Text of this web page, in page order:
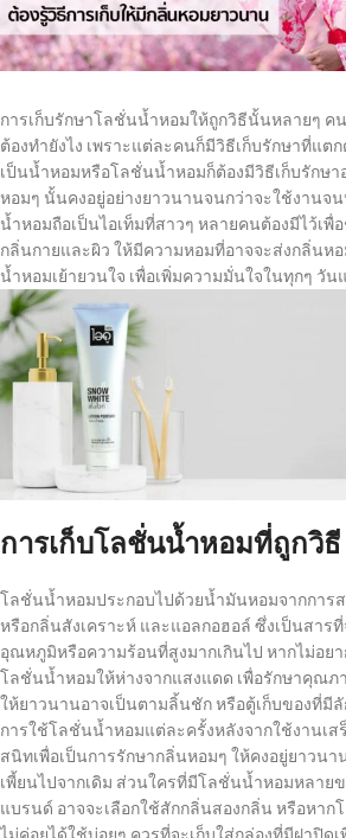
การเก็บรักษาโลชั่นน้ำหอมให้ถูกวิธีนั้นหลายๆ ค
ต้องทำยังไง เพราะแต่ละคนก็มีวิธีเก็บรักษาที่แต
เป็นน้ำหอมหรือโลชั่นน้ำหอมก็ต้องมีวิธีเก็บรักษา
หอมๆ นั้นคงอยู่อย่างยาวนานจนกว่าจะใช้งานจ
น้ำหอมถือเป็นไอเท็มที่สาวๆ หลายคนต้องมีไว้เพื่
กลิ่นกายและผิว ให้มีความหอมที่อาจจะส่งกลิ่นห
น้ำหอมเย้ายวนใจ เพื่อเพิ่มความมั่นใจในทุกๆ วัน
การเก็บโลชั่นน้ำหอมที่ถูกวิธี
โลชั่นน้ำหอมประกอบไปด้วยน้ำมันหอมจากการ
หรือกลิ่นสังเคราะห์ และแอลกอฮอล์ ซึ่งเป็นสาร
อุณหภูมิหรือความร้อนที่สูงมากเกินไป หากไม่อย
โลชั่นน้ำหอมให้ห่างจากแสงแดด เพื่อรักษาคุณภ
ให้ยาวนานอาจเป็นตามลิ้นชัก หรือตู้เก็บของที่
การใช้โลชั่นน้ำหอมแต่ละครั้งหลังจากใช้งานเส
สนิทเพื่อเป็นการรักษากลิ่นหอมๆ ให้คงอยู่ยาวน
เพี้ยนไปจากเดิม ส่วนใครที่มีโลชั่นน้ำหอมหลาย
แบรนด์ อาจจะเลือกใช้สักกลิ่นสองกลิ่น หรือหา